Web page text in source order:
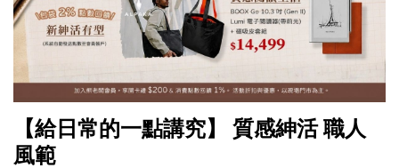
【給日常的一點講究】 質感紳活 職人
風範